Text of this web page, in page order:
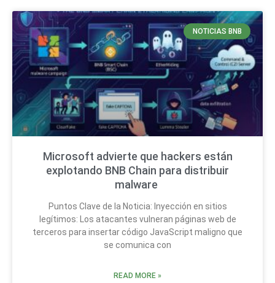
NOTICIAS BNB
Microsoft advierte que hackers están
explotando BNB Chain para distribuir
malware
Puntos Clave de la Noticia: Inyección en sitios
legítimos: Los atacantes vulneran páginas web de
terceros para insertar código JavaScript maligno que
se comunica con
READ MORE »